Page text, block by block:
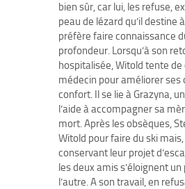
bien sûr, car lui, les refuse,
peau de lézard qu’il destine
préfère faire connaissance
profondeur. Lorsqu’à son
hospitalisée, Witold tente
médecin pour améliorer ses
confort. Il se lie à Grazyna,
l’aide à accompagner sa
mort. Après les obsèques,
Witold pour faire du ski
conservant leur projet
les deux amis s’éloignent un
l’autre. A son travail, en